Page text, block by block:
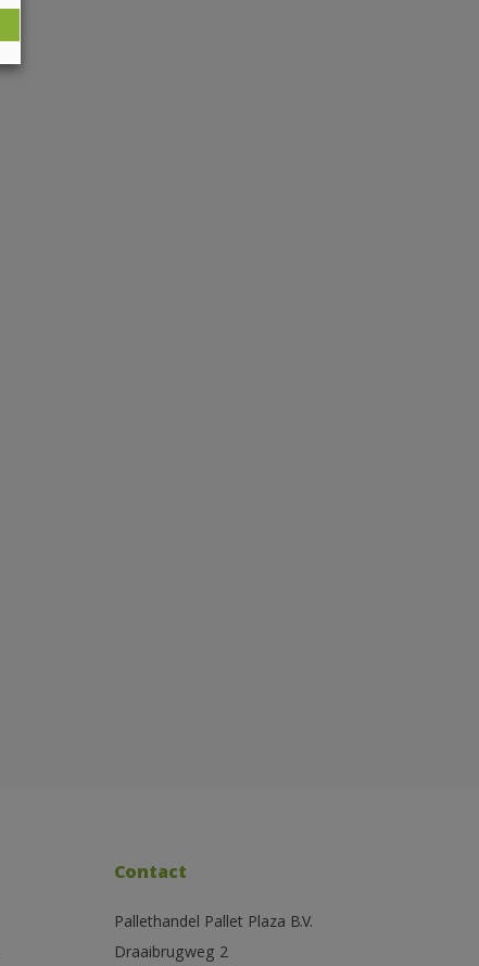
Contact
Pallethandel Pallet Plaza B.V.
Draaibrugweg 2